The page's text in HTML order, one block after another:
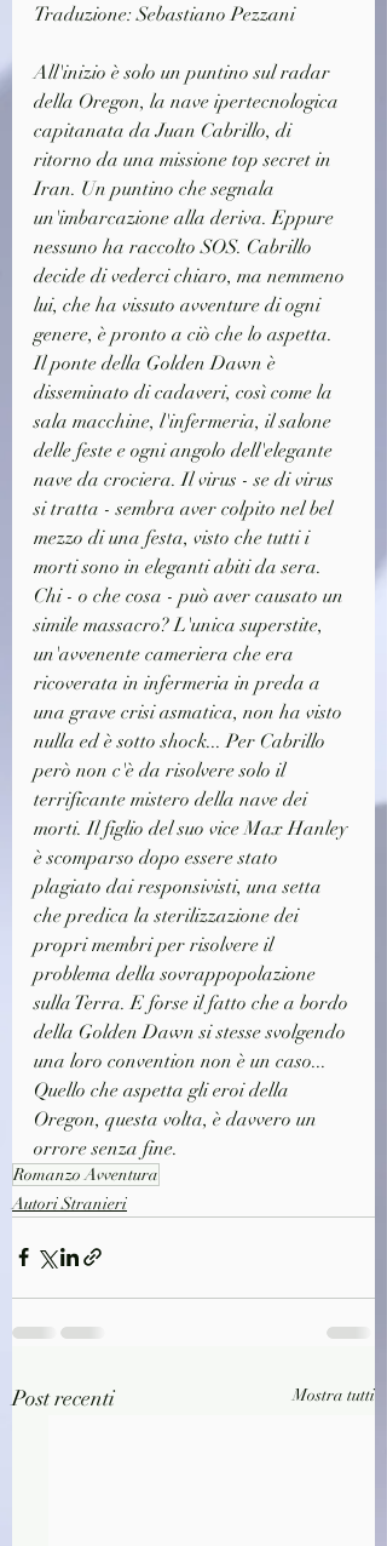
Traduzione: Sebastiano Pezzani
All'inizio è solo un puntino sul radar
della Oregon, la nave ipertecnologica
capitanata da Juan Cabrillo, di
ritorno da una missione top secret in
Iran. Un puntino che segnala
un'imbarcazione alla deriva. Eppure
nessuno ha raccolto SOS. Cabrillo
decide di vederci chiaro, ma nemmeno
lui, che ha vissuto avventure di ogni
genere, è pronto a ciò che lo aspetta.
Il ponte della Golden Dawn è
disseminato di cadaveri, così come la
sala macchine, l'infermeria, il salone
delle feste e ogni angolo dell'elegante
nave da crociera. Il virus - se di virus
si tratta - sembra aver colpito nel bel
mezzo di una festa, visto che tutti i
morti sono in eleganti abiti da sera.
Chi - o che cosa - può aver causato un
simile massacro? L'unica superstite,
un'avvenente cameriera che era
ricoverata in infermeria in preda a
una grave crisi asmatica, non ha visto
nulla ed è sotto shock... Per Cabrillo
però non c'è da risolvere solo il
terrificante mistero della nave dei
morti. Il figlio del suo vice Max Hanley
è scomparso dopo essere stato
plagiato dai responsivisti, una setta
che predica la sterilizzazione dei
propri membri per risolvere il
problema della sovrappopolazione
sulla Terra. E forse il fatto che a bordo
della Golden Dawn si stesse svolgendo
una loro convention non è un caso...
Quello che aspetta gli eroi della
Oregon, questa volta, è davvero un
orrore senza fine.
Romanzo Avventura
Autori Stranieri
Post recenti Mostra tutti